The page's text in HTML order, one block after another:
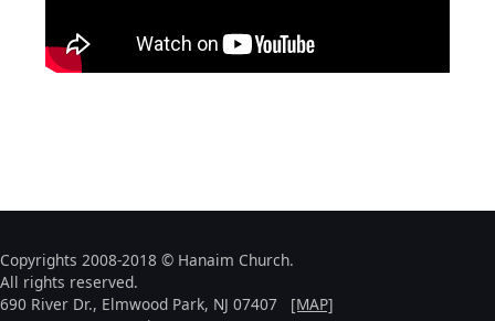
Copyrights 2008-2018 © Hanaim Church.
All rights reserved.
690 River Dr., Elmwood Park, NJ 07407
[MAP]